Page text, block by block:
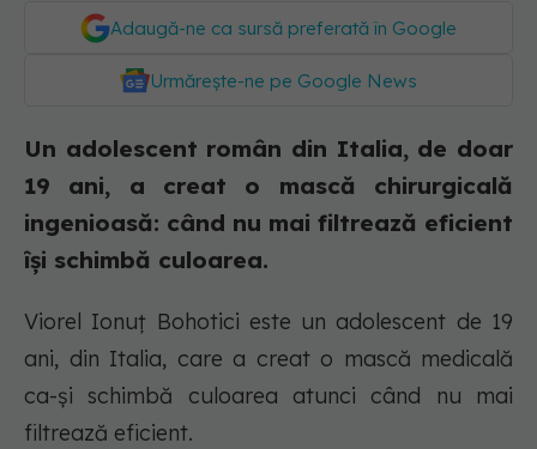
Adaugă-ne ca sursă preferată în Google
Urmărește-ne pe Google News
Un adolescent român din Italia, de doar
19 ani, a creat o mască chirurgicală
ingenioasă: când nu mai filtrează eficient
își schimbă culoarea.
Viorel Ionuț Bohotici este un adolescent de 19
ani, din Italia, care a creat o mască medicală
ca-și schimbă culoarea atunci când nu mai
filtrează eficient.